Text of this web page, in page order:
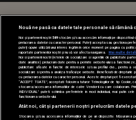
Nouă ne pasă ca datele tale personale să rămână
Noi și partenerii noștri589stocăm și/sau accesăm informații pe dispozitivul
prelucrarea datelor cu caracter personal. Puteți accepta sau gestiona
puteți opune utilizării unui interes legitim în orice moment pe pagina cu
raportate partenerilor noștri și nu vă vor afecta navigarea.
Mai multe
Noi si partenerii nostri (retelele de socializare si agentiile de publicitate
date analitice) prelucram date pentru a permite website-ului sa
publicitare afisate in functie de interesele si/sau profilul dvs., pentru a
socializare si pentru a analiza traficul pe website. Beneficiati de drepturile
cu prelucrarea datelor cu caracter personal. Aceste drepturi pot fi
“ACCEPT TOATE”, acceptati folosirea tuturor Tehnologiilor de tip Cookie,
stocarea/accesarea informatiilor de catre Vendor-ii cu care colaboram.
INDIVIDUAL” puteti schimba preferintele in mod individual, mai putin
functionarea website-ului.
Atât noi, cât și partenerii noștri prelucrăm datele
Stocarea și/sau accesarea informațiilor de pe un dispozitiv. Măsurarea